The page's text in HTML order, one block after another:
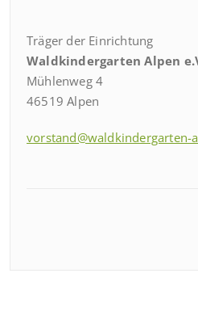
Träger der Einrichtung
Waldkindergarten Alpen
Mühlenweg 4
46519 Alpen
vorstand@waldkindergarten-